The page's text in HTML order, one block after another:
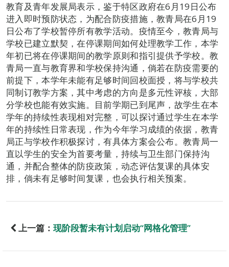
教育及青年发展局表示，鉴于特区政府在6月19日公布
进入即时预防状态，为配合防疫措施，教青局在6月19
日公布了学校暂停所有教学活动。疫情至今，教青局与
学校已建立默契，在停课期间如何处理教学工作，本学
年初已将在停课期间的教学原则和指引提供予学校。教
青局一直与教育界和学校保持沟通，倘若在防疫需要的
前提下，本学年未能有足够时间回校面授，将与学校共
同制订教学方案，其中考虑的方向是多元性评核，大部
分学校也能有效实施。目前学期已到尾声，故学生在本
学年的持续性表现相对完整，可以探讨通过学生在本学
年的持续性日常表现，作为今年学习成绩的依据，教青
局正与学校作积极探讨，有具体方案会公布。教青局一
直以学生的安全为首要考量，持续与卫生部门保持沟
通，并配合整体的防疫政策，动态评估复课的具体安
排，倘未有足够时间复课，也会执行相关预案。
上一篇： 现阶段暂未有计划启动“网格化管理”